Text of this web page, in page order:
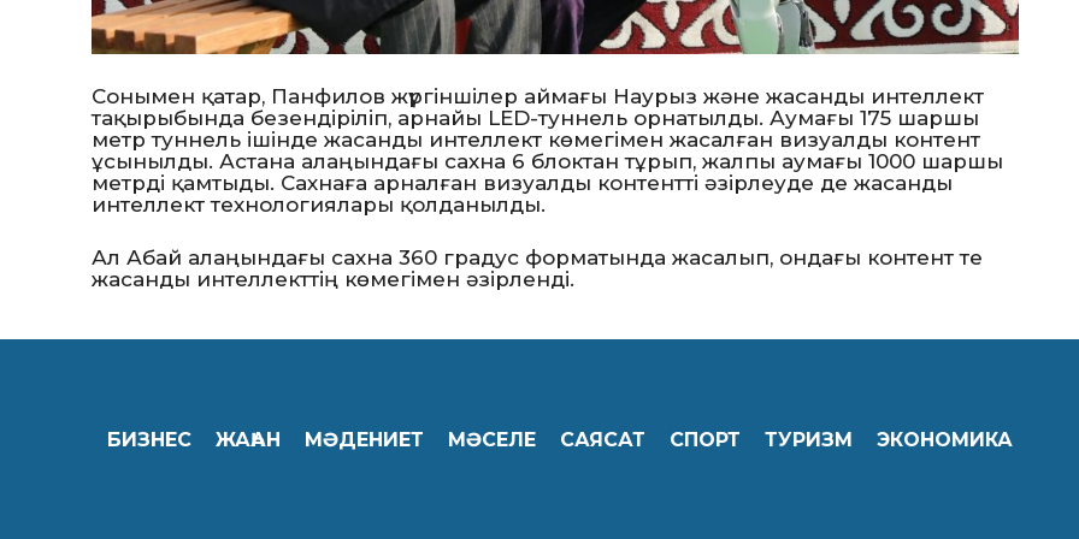
Сонымен қатар, Панфилов жүргіншілер аймағы Наурыз және жасанды интеллект
тақырыбында безендіріліп, арнайы LED-туннель орнатылды. Аумағы 175 шаршы
метр туннель ішінде жасанды интеллект көмегімен жасалған визуалды контент
ұсынылды. Астана алаңындағы сахна 6 блоктан тұрып, жалпы аумағы 1000 шаршы
метрді қамтыды. Сахнаға арналған визуалды контентті әзірлеуде де жасанды
интеллект технологиялары қолданылды.
Ал Абай алаңындағы сахна 360 градус форматында жасалып, ондағы контент те
жасанды интеллекттің көмегімен әзірленді.
БИЗНЕС ЖАҺАН МӘДЕНИЕТ МӘСЕЛЕ САЯСАТ СПОРТ ТУРИЗМ ЭКОНОМИКА